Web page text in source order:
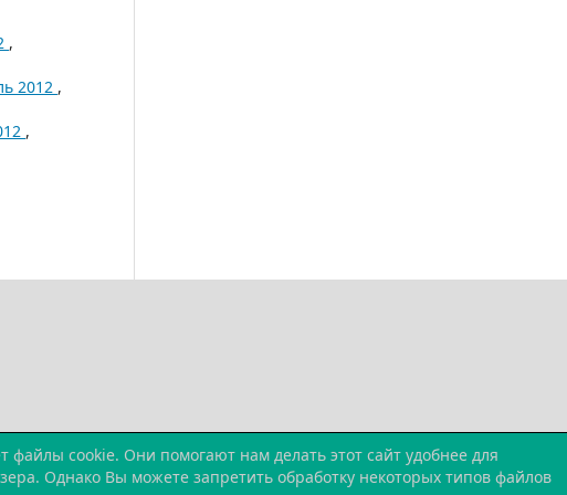
,
2012 ,
,
файлы cookie. Они помогают нам делать этот сайт удобнее для
Однако Вы можете запретить обработку некоторых типов файлов